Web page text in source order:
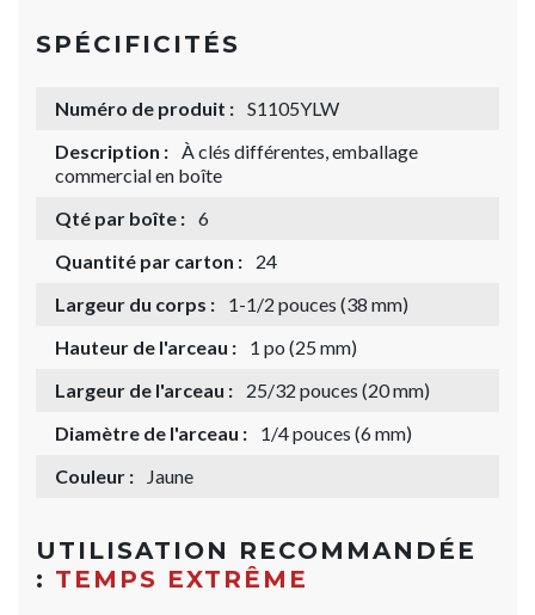
SPÉCIFICITÉS
Numéro de produit : S1105YLW
Description : À clés différentes, emballage
commercial en boîte
Qté par boîte : 6
Quantité par carton :
24
Largeur du corps :
1-1/2 pouces (38 mm)
Hauteur de l'arceau :
1 po (25 mm)
Largeur de l'arceau :
25/32 pouces (20 mm)
Diamètre de l'arceau :
1/4 pouces (6 mm)
Couleur :
Jaune
UTILISATION RECOMMANDÉE
: TEMPS EXTRÊME